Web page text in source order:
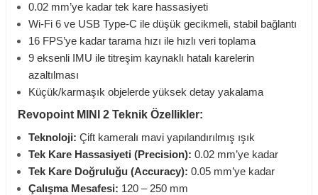
0.02 mm’ye kadar tek kare hassasiyeti
Wi-Fi 6 ve USB Type-C ile düşük gecikmeli, stabil bağlantı
16 FPS’ye kadar tarama hızı ile hızlı veri toplama
9 eksenli IMU ile titreşim kaynaklı hatalı karelerin
azaltılması
Küçük/karmaşık objelerde yüksek detay yakalama
Revopoint MINI 2 Teknik Özellikler:
Teknoloji: Çift kameralı mavi yapılandırılmış ışık
Tek Kare Hassasiyeti (Precision): 0.02 mm’ye kadar
Tek Kare Doğruluğu (Accuracy): 0.05 mm’ye kadar
Çalışma Mesafesi: 120 – 250 mm